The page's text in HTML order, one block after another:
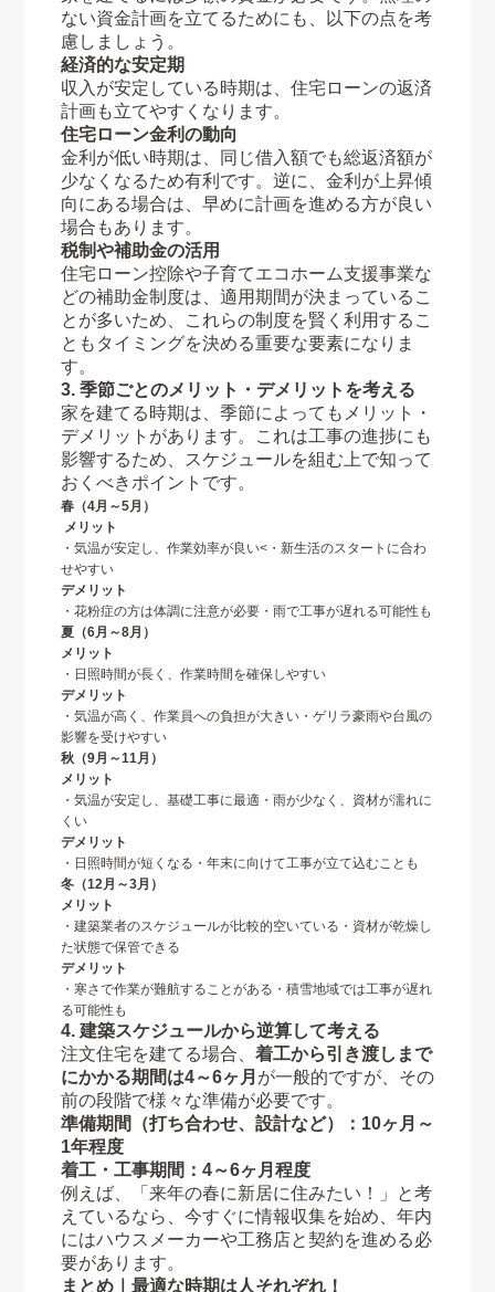
ない資金計画を立てるためにも、以下の点を考
慮しましょう。
経済的な安定期
収入が安定している時期は、住宅ローンの返済
計画も立てやすくなります。
住宅ローン金利の動向
金利が低い時期は、同じ借入額でも総返済額が
少なくなるため有利です。逆に、金利が上昇傾
向にある場合は、早めに計画を進める方が良い
場合もあります。
税制や補助金の活用
住宅ローン控除や子育てエコホーム支援事業な
どの補助金制度は、適用期間が決まっているこ
とが多いため、これらの制度を賢く利用するこ
ともタイミングを決める重要な要素になりま
す。
3. 季節ごとのメリット・デメリットを考える
家を建てる時期は、季節によってもメリット・
デメリットがあります。これは工事の進捗にも
影響するため、スケジュールを組む上で知って
おくべきポイントです。
春（4月～5月）
メリット
・気温が安定し、作業効率が良い<・新生活のスタートに合わ
せやすい
デメリット
・花粉症の方は体調に注意が必要・雨で工事が遅れる可能性も
夏（6月～8月）
メリット
・日照時間が長く、作業時間を確保しやすい
デメリット
・気温が高く、作業員への負担が大きい・ゲリラ豪雨や台風の
影響を受けやすい
秋（9月～11月）
メリット
・気温が安定し、基礎工事に最適・雨が少なく、資材が濡れに
くい
デメリット
・日照時間が短くなる・年末に向けて工事が立て込むことも
冬（12月～3月）
メリット
・建築業者のスケジュールが比較的空いている・資材が乾燥し
た状態で保管できる
デメリット
・寒さで作業が難航することがある・積雪地域では工事が遅れ
る可能性も
4. 建築スケジュールから逆算して考える
注文住宅を建てる場合、 着工から引き渡しまで
にかかる期間は4～6ヶ月 が一般的ですが、その
前の段階で様々な準備が必要です。
準備期間（打ち合わせ、設計など）：10ヶ月～
1年程度
着工・工事期間：4～6ヶ月程度
例えば、「来年の春に新居に住みたい！」と考
えているなら、今すぐに情報収集を始め、年内
にはハウスメーカーや工務店と契約を進める必
要があります。
まとめ｜最適な時期は人それぞれ！